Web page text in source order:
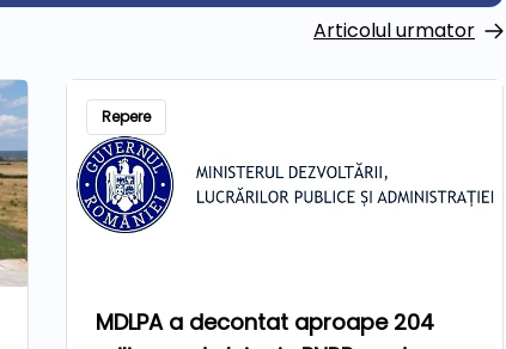
Articolul urmator
Repere
MDLPA a decontat aproape 204